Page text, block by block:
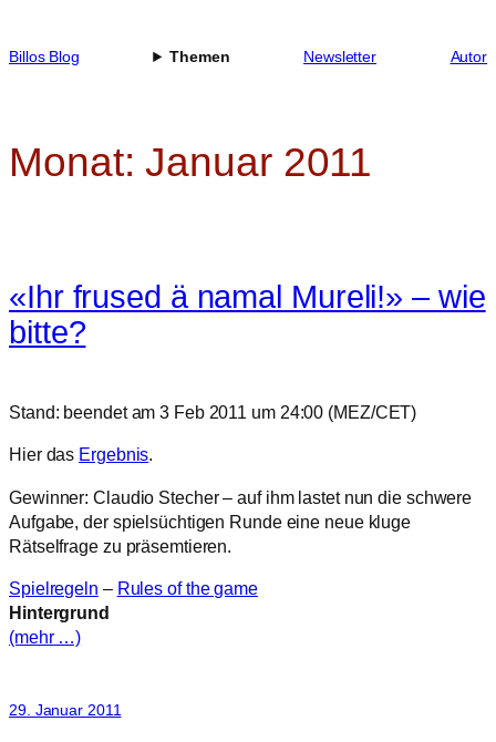
springen
Billos Blog Themen Newsletter Autor
Monat:Januar 2011
«Ihr frused ä namal Mureli!» – wie
bitte?
Stand: beendet am 3 Feb 2011 um 24:00 (MEZ/CET)
Hier das Ergebnis.
Gewinner: Claudio Stecher – auf ihm lastet nun die schwere
Aufgabe, der spielsüchtigen Runde eine neue kluge
Rätselfrage zu präsemtieren.
Spielregeln – Rules of the game
Hintergrund
(mehr …)
29. Januar 2011